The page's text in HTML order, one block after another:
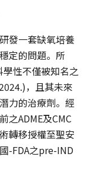
發一套缺氧培養
定的問題。所
學性不僅被知名之
，且其未來
力的治療劑。經
之ADME及CMC
轉移授權至聖安
-FDA之pre-IND